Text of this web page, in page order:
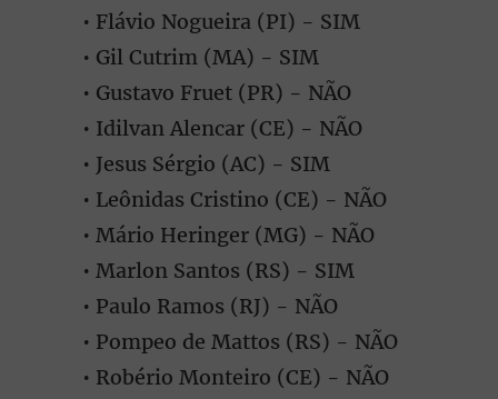
• Flávio Nogueira (PI) - SIM
• Gil Cutrim (MA) - SIM
• Gustavo Fruet (PR) - NÃO
• Idilvan Alencar (CE) - NÃO
• Jesus Sérgio (AC) - SIM
• Leônidas Cristino (CE) - NÃO
• Mário Heringer (MG) - NÃO
• Marlon Santos (RS) - SIM
• Paulo Ramos (RJ) - NÃO
• Pompeo de Mattos (RS) - NÃO
• Robério Monteiro (CE) - NÃO